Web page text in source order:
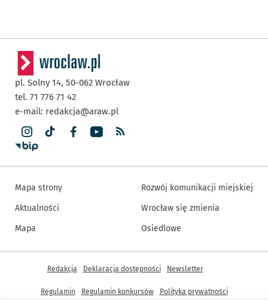
pl. Solny 14, 50-062 Wrocław
tel. 71 776 71 42
e-mail: redakcja@araw.pl
Mapa strony
Aktualności
Mapa
Rozwój komunikacji miejskiej
Wrocław się zmienia
Osiedlowe
Inne informacje
Redakcja Deklaracja dostępności Newsletter
Regulamin Regulamin konkursów Polityka prywatności